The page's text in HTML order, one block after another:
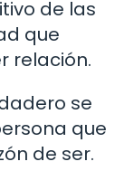
de las
que
relación.
se
que
de ser.